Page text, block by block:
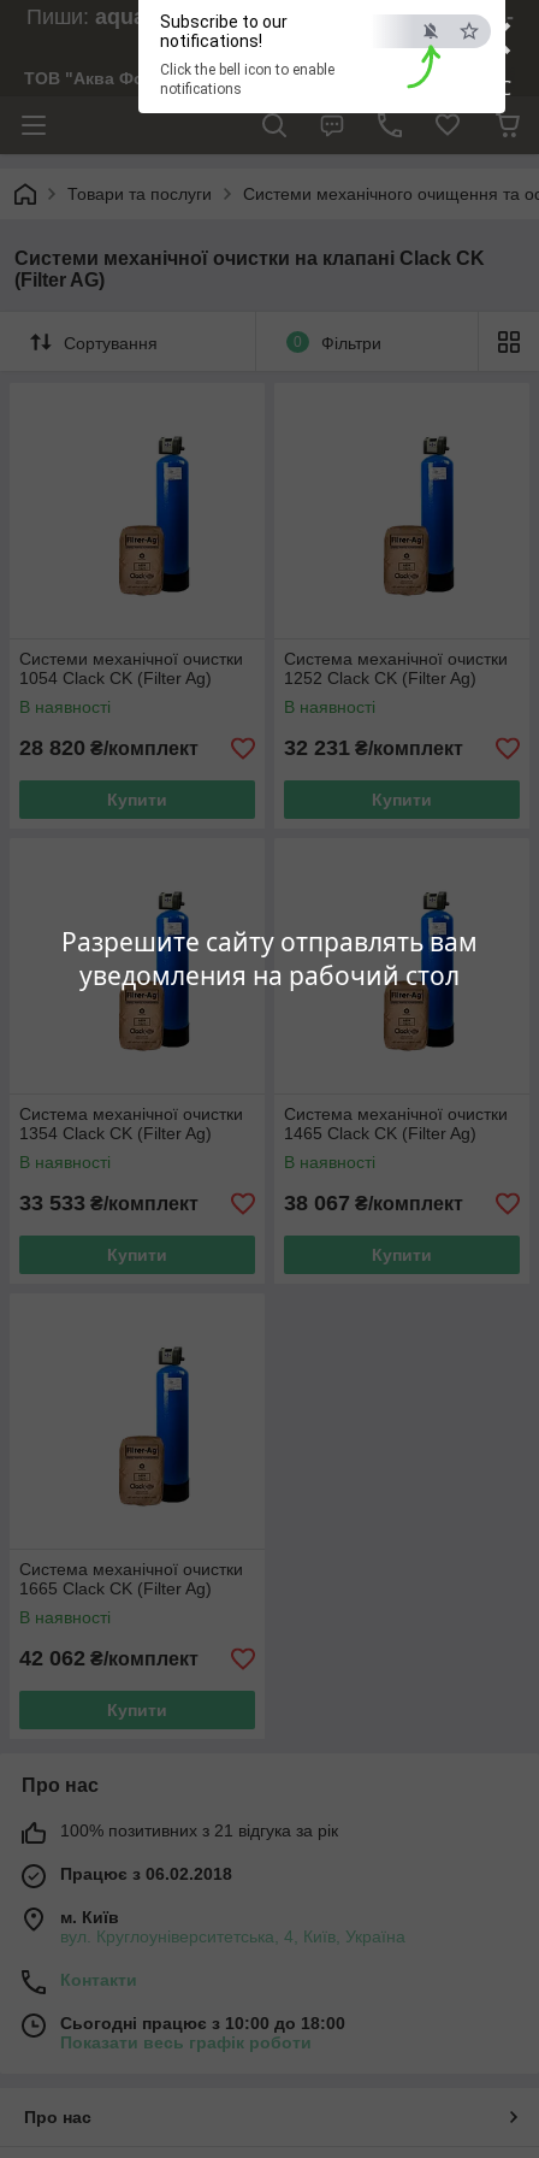
×
ESC
Разрешите сайту отправлять вам
уведомления на рабочий стол
Subscribe to our
notifications!
Click the bell icon to enable
notifications
Пиши: aquaforesight@gmail.com , Дзвони:073-
238-29-97
ТОВ "Аква Форсайт"
Товари та послуги Системи механічного очищення та
Системи механічної очистки на клапані Clack CK
(Filter AG)
Сортування 0 Фільтри
Системи механічної очистки
1054 Clack CK (Filter Ag)
В наявності
28 820 ₴/комплект
Купити
Система механічної очистки
1252 Clack CK (Filter Ag)
В наявності
32 231 ₴/комплект
Купити
Система механічної очистки
1354 Clack CK (Filter Ag)
В наявності
33 533 ₴/комплект
Купити
Система механічної очистки
1465 Clack CK (Filter Ag)
В наявності
38 067 ₴/комплект
Купити
Система механічної очистки
1665 Clack CK (Filter Ag)
В наявності
42 062 ₴/комплект
Купити
Про нас
100% позитивних з 21 відгука за рік
Працює з 06.02.2018
м. Київ
вул. Круглоуніверситетська, 4, Київ, Україна
Контакти
Сьогодні працює з 10:00 до 18:00
Показати весь графік роботи
Про нас